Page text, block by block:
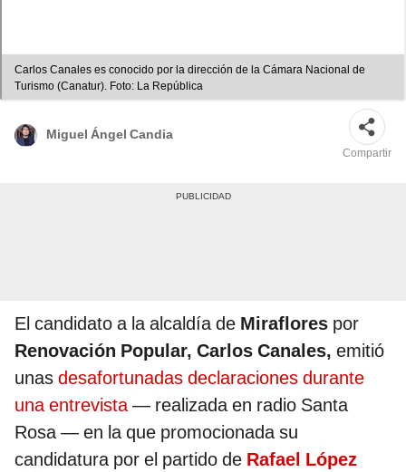
Carlos Canales es conocido por la dirección de la Cámara Nacional de
Turismo (Canatur). Foto: La República
Miguel Ángel Candia
Compartir
El candidato a la alcaldía de Miraflores por
Renovación Popular, Carlos Canales, emitió
unas desafortunadas declaraciones durante
una entrevista— realizada en radio Santa
Rosa — en la que promocionada su
candidatura por el partido de Rafael López